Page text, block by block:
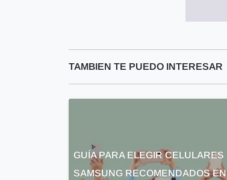
TAMBIEN TE PUEDO INTERESAR
GUÍA PARA ELEGIR CELULARES
SAMSUNG RECOMENDADOS EN